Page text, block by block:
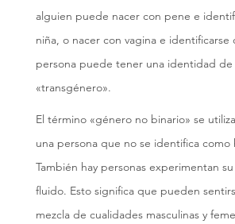
alguien puede nacer con pene e
niña, o nacer con vagina e identificarse
persona puede tener una identidad
«transgénero».
El término «género no binario» se
una persona que no se identifica como
También hay personas experimentan
fluido. Esto significa que pueden
mezcla de cualidades masculinas y